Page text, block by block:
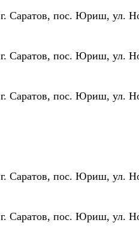
г. Саратов, пос. Юриш, ул.
г. Саратов, пос. Юриш, ул.
г. Саратов, пос. Юриш, ул.
г. Саратов, пос. Юриш, ул.
г. Саратов, пос. Юриш, ул.